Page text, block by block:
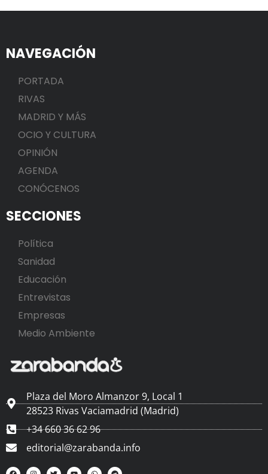
NAVEGACIÓN
PORTADA
RIVAS
MADRID Y MÁS
OCIO Y CULTURA
OPINIÓN
AGENDA
CONÓCENOS
SECCIONES
Política
Sanidad
Educación
Entrevistas
Empresas
Medio Ambiente
Plaza del Moro Almanzor 9, Local 1
28523 Rivas Vaciamadrid (Madrid)
+34 660 36 62 96
editorial@zarabanda.info